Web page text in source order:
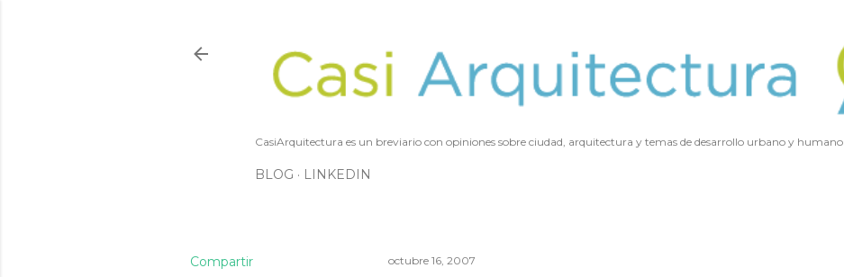
CasiArquitectura es un breviario con opiniones sobre ciudad, arquitectura y temas de desarrollo urbano y humano
BLOG LINKEDIN
Compartir octubre 16, 2007